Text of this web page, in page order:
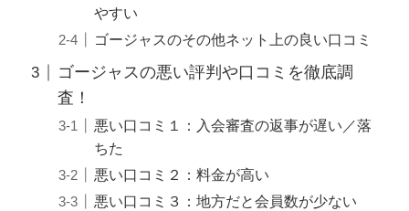
やすい
ゴージャスのその他ネット上の良い口コミ
ゴージャスの悪い評判や口コミを徹底調
査！
悪い口コミ１：入会審査の返事が遅い／落
ちた
悪い口コミ２：料金が高い
悪い口コミ３：地方だと会員数が少ない